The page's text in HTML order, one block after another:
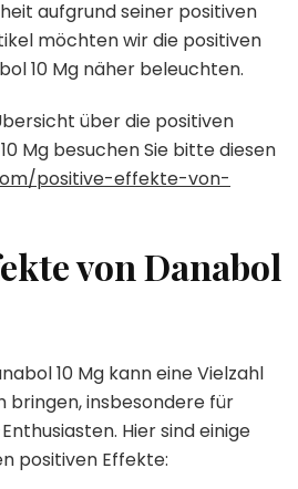
aufgrund seiner positiven
möchten wir die positiven
10 Mg näher beleuchten.
über die positiven
Mg besuchen Sie bitte diesen
positive-effekte-von-
von Danabol
10 Mg kann eine Vielzahl
bringen, insbesondere für
Hier sind einige
positiven Effekte: